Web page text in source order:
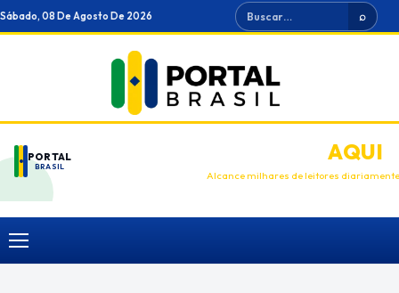
Ir
para
Sábado, 08 De Agosto De 2026 Buscar ⌕
PORTAL
BRASIL
ANUNCIEAQUI
Alcance milhares de leitores diariamente
Menu